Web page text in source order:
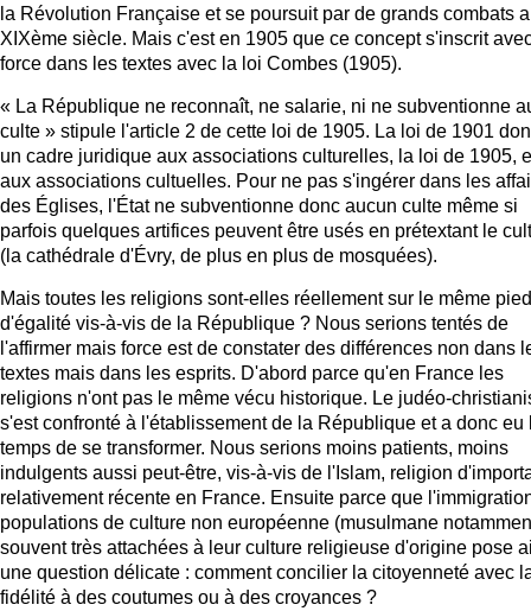
la Révolution Française et se poursuit par de grands combats
XIXème siècle. Mais c'est en 1905 que ce concept s'inscrit
force dans les textes avec la loi Combes (1905).
« La République ne reconnaît, ne salarie, ni ne subventionne
culte » stipule l'article 2 de cette loi de 1905. La loi de 1901
un cadre juridique aux associations culturelles, la loi de 1905,
aux associations cultuelles. Pour ne pas s'ingérer dans les
des Églises, l'État ne subventionne donc aucun culte même si
parfois quelques artifices peuvent être usés en prétextant le
(la cathédrale d'Évry, de plus en plus de mosquées).
Mais toutes les religions sont-elles réellement sur le même pied
d'égalité vis-à-vis de la République ? Nous serions tentés de
l'affirmer mais force est de constater des différences non dans
textes mais dans les esprits. D'abord parce qu'en France les
religions n'ont pas le même vécu historique. Le judéo-
s'est confronté à l'établissement de la République et a donc eu
temps de se transformer. Nous serions moins patients, moins
indulgents aussi peut-être, vis-à-vis de l'Islam, religion
relativement récente en France. Ensuite parce que
populations de culture non européenne (musulmane
souvent très attachées à leur culture religieuse d'origine pose
une question délicate : comment concilier la citoyenneté avec
fidélité à des coutumes ou à des croyances ?